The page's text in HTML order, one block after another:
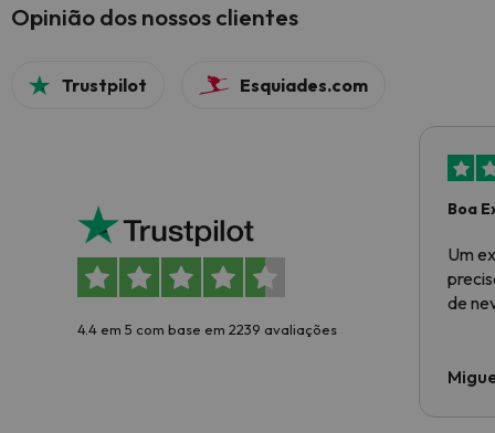
Opinião dos nossos clientes
Trustpilot Esquiades.com
4.4 em 5 com base em 2239 avaliações
Boa
Um
de